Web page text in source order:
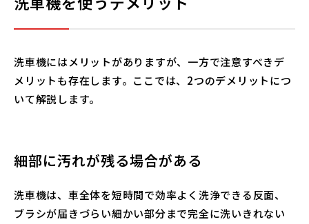
洗車機にはメリットがありますが、一方で注意すべきデ
メリットも存在します。ここでは、2つのデメリットにつ
いて解説します。
細部に汚れが残る場合がある
洗車機は、車全体を短時間で効率よく洗浄できる反面、
ブラシが届きづらい細かい部分まで完全に洗いきれない